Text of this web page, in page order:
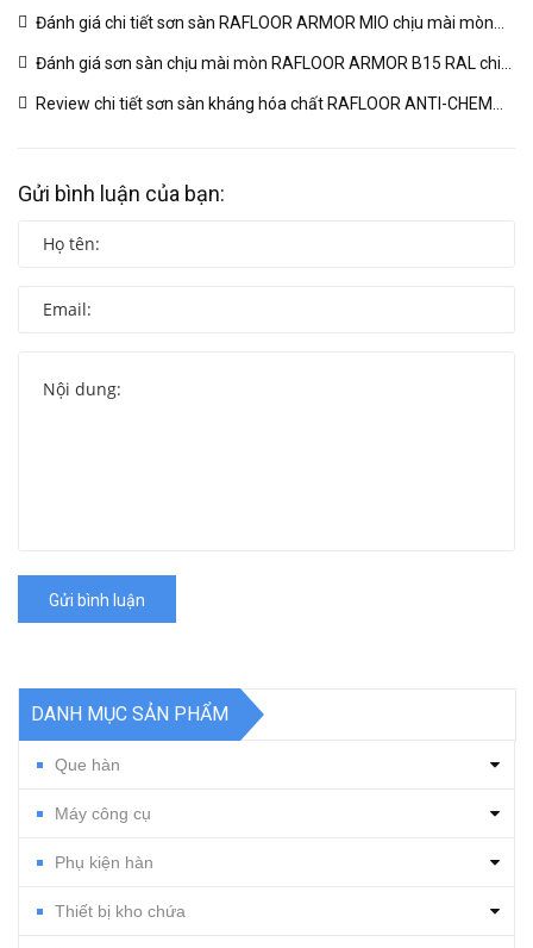
B17 RAL | VINP (04/03/2026)
Đánh giá chi tiết sơn sàn RAFLOOR ARMOR MIO chịu mài mòn
vượt trội | VINP (04/03/2026)
Đánh giá sơn sàn chịu mài mòn RAFLOOR ARMOR B15 RAL chi
tiết | VINP (04/03/2026)
Review chi tiết sơn sàn kháng hóa chất RAFLOOR ANTI-CHEM
Gửi bình luận của bạn:
Gửi bình luận
DANH MỤC SẢN PHẨM
Que hàn
Máy công cụ
Phụ kiện hàn
Thiết bị kho chứa